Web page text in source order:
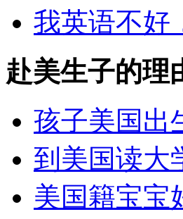
我英语不好
赴美生子的理
孩子美国出
到美国读大
美国籍宝宝